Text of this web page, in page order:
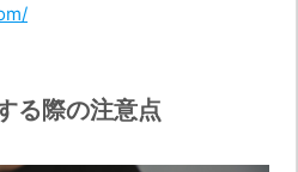
る際の注意点